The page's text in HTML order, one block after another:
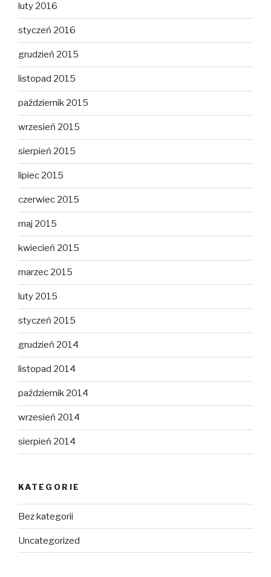
luty 2016
styczeń 2016
grudzień 2015
listopad 2015
październik 2015
wrzesień 2015
sierpień 2015
lipiec 2015
czerwiec 2015
maj 2015
kwiecień 2015
marzec 2015
luty 2015
styczeń 2015
grudzień 2014
listopad 2014
październik 2014
wrzesień 2014
sierpień 2014
KATEGORIE
Bez kategorii
Uncategorized